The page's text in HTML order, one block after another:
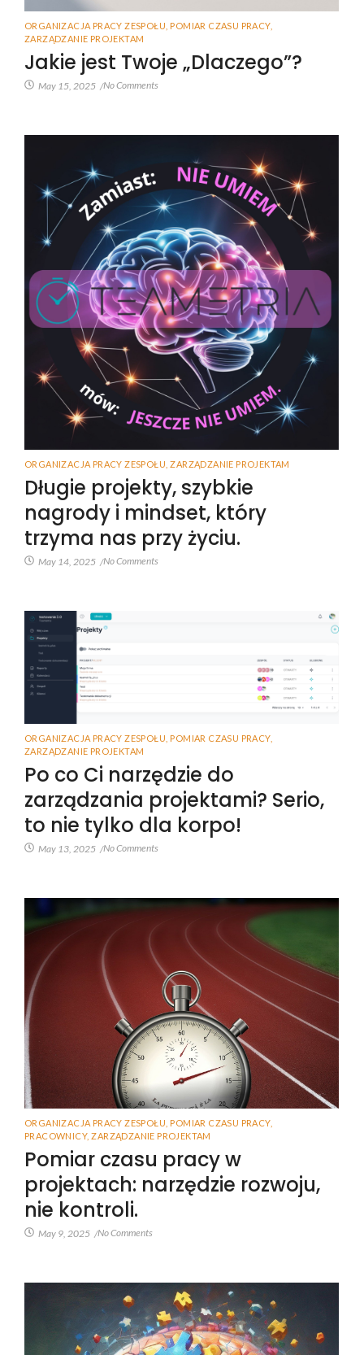
ORGANIZACJA PRACY ZESPOŁU POMIAR CZASU PRACY,
ZARZĄDZANIE PROJEKTAM
Jakie jest Twoje „Dlaczego”?
May 15, 2025 /No Comments
ORGANIZACJA PRACY ZESPOŁU ZARZĄDZANIE PROJEKTAM
Długie projekty, szybkie
nagrody i mindset, który
trzyma nas przy życiu.
May 14, 2025 /No Comments
ORGANIZACJA PRACY ZESPOŁU POMIAR CZASU PRACY,
ZARZĄDZANIE PROJEKTAM
Po co Ci narzędzie do
zarządzania projektami? Serio,
to nie tylko dla korpo!
May 13, 2025 /No Comments
ORGANIZACJA PRACY ZESPOŁU POMIAR CZASU PRACY,
PRACOWNICY, ZARZĄDZANIE PROJEKTAM
Pomiar czasu pracy w
projektach: narzędzie rozwoju,
nie kontroli.
May 9, 2025 /No Comments